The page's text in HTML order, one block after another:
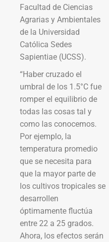
Facultad de Ciencias
Agrarias y Ambientales
de la Universidad
Católica Sedes
Sapientiae (UCSS).
“Haber cruzado el
umbral de los 1.5°C fue
romper el equilibrio de
todas las cosas tal y
como las conocemos.
Por ejemplo, la
temperatura promedio
que se necesita para
que la mayor parte de
los cultivos tropicales se
desarrollen
óptimamente fluctúa
entre 22 a 25 grados.
Ahora, los efectos serán